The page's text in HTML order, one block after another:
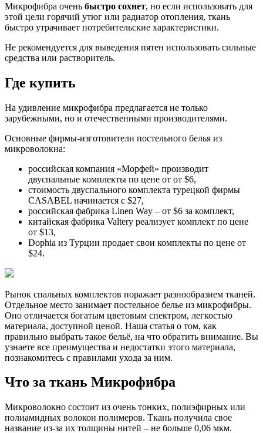
Микрофибра очень быстро сохнет, но если использовать для
этой цели горячий утюг или радиатор отопления, ткань
быстро утрачивает потребительские характеристики.
Не рекомендуется для выведения пятен использовать сильные
средства или растворитель.
Где купить
На удивление микрофибра предлагается не только
зарубежными, но и отечественными производителями.
Основные фирмы-изготовители постельного белья из
микроволокна:
российская компания «Морфей» производит
двуспальные комплекты по цене от от $6,
стоимость двуспального комплекта турецкой фирмы
CASABEL начинается с $27,
российская фабрика Linen Way – от $6 за комплект,
китайская фабрика Valtery реализует комплект по цене
от $13,
Dophia из Турции продает свои комплекты по цене от
$24.
Рынок спальных комплектов поражает разнообразием тканей.
Отдельное место занимает постельное белье из микрофибры.
Оно отличается богатым цветовым спектром, легкостью
материала, доступной ценой. Наша статья о том, как
правильно выбрать такое бельё, на что обратить внимание. Вы
узнаете все преимущества и недостатки этого материала,
познакомитесь с правилами ухода за ним.
Что за ткань Микрофибра
Микроволокно состоит из очень тонких, полиэфирных или
полиамидных волокон полимеров. Ткань получила свое
название из-за их толщины нитей – не больше 0,06 мкм.